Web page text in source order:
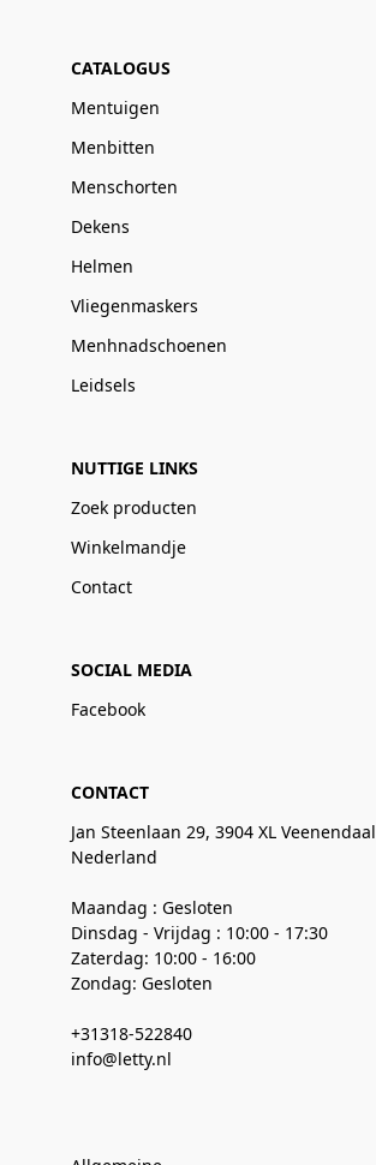
CATALOGUS
Mentuigen
Menbitten
Menschorten
Dekens
Helmen
Vliegenmaskers
Menhnadschoenen
Leidsels
NUTTIGE LINKS
Zoek producten
Winkelmandje
Contact
SOCIAL MEDIA
Facebook
CONTACT
Jan Steenlaan 29, 3904 XL Veenendaal
Nederland
Maandag : Gesloten
Dinsdag - Vrijdag : 10:00 - 17:30
Zaterdag: 10:00 - 16:00
Zondag: Gesloten
+31318-522840
info@letty.nl